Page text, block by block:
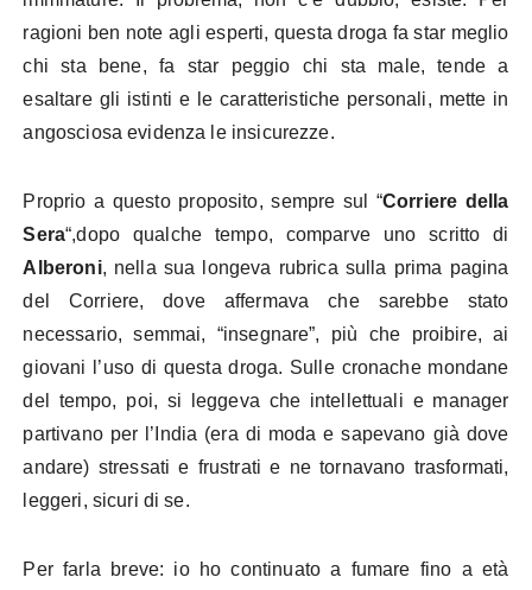
ragioni ben note agli esperti, questa droga fa star meglio
chi sta bene, fa star peggio chi sta male, tende a
esaltare gli istinti e le caratteristiche personali, mette in
angosciosa evidenza le insicurezze.
Proprio a questo proposito, sempre sul “Corriere della
Sera“,dopo qualche tempo, comparve uno scritto di
Alberoni, nella sua longeva rubrica sulla prima pagina
del Corriere, dove affermava che sarebbe stato
necessario, semmai, “insegnare”, più che proibire, ai
giovani l’uso di questa droga. Sulle cronache mondane
del tempo, poi, si leggeva che intellettuali e manager
partivano per l’India (era di moda e sapevano già dove
andare) stressati e frustrati e ne tornavano trasformati,
leggeri, sicuri di se.
Per farla breve: io ho continuato a fumare fino a età